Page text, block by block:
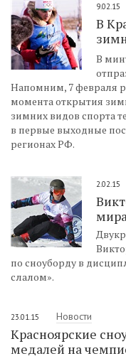
9.02.15
В
В
Напомним, 7 февраля
момента открытия
зимних видов спорта
в первые выходные
регионах РФ.
2.02.15
по сноуборду в
слалом».
23.01.15 Новости
Красноярские
медалей на